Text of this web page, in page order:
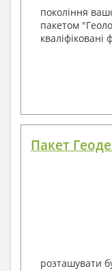
покоління
пакетом
кваліфіковані
Пакет
розташувати